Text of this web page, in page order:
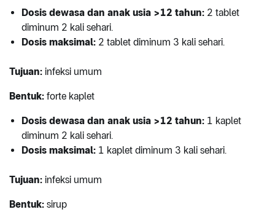
Dosis dewasa dan anak usia >12 tahun: 2 tablet
diminum 2 kali sehari.
Dosis maksimal: 2 tablet diminum 3 kali sehari.
Tujuan: infeksi umum
Bentuk: forte kaplet
Dosis dewasa dan anak usia >12 tahun: 1 kaplet
diminum 2 kali sehari.
Dosis maksimal: 1 kaplet diminum 3 kali sehari.
Tujuan: infeksi umum
Bentuk: sirup